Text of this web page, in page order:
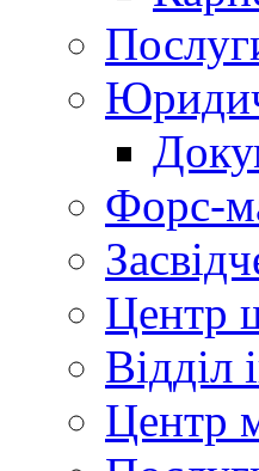
Форс-
Центр
Відділ
Центр